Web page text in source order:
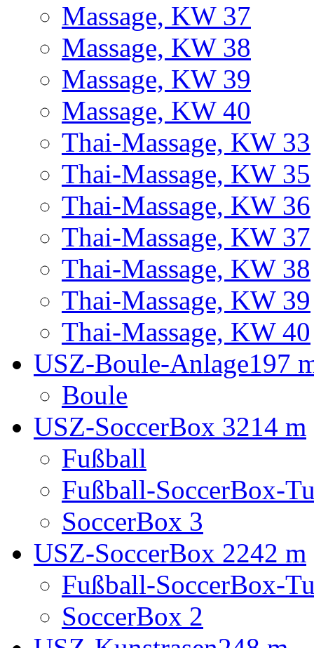
Massage, KW 37
Massage, KW 38
Massage, KW 39
Massage, KW 40
Thai-Massage, KW 33
Thai-Massage, KW 35
Thai-Massage, KW 36
Thai-Massage, KW 37
Thai-Massage, KW 38
Thai-Massage, KW 39
Thai-Massage, KW 40
USZ-Boule-Anlage197
Boule
USZ-SoccerBox 3214 m
Fußball
Fußball-SoccerBox-
SoccerBox 3
USZ-SoccerBox 2242 m
Fußball-SoccerBox-
SoccerBox 2